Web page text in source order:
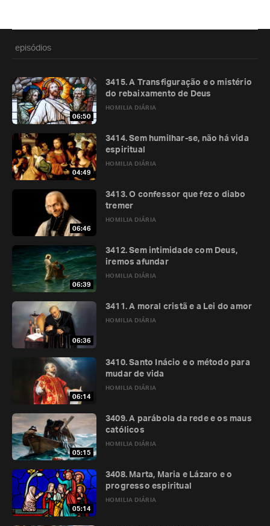
episódios
06:50
HOMILIA DIÁRIA
3415. A Transfiguração e o mistério
do rebaixamento de Deus
04:49
HOMILIA DIÁRIA
3414. Sem humilhar-se, não há vida
espiritual
06:46
HOMILIA DIÁRIA
3413. O confessor que fez o diabo
tremer
06:39
HOMILIA DIÁRIA
3412. Sem intimidade com Deus,
iremos afundar
06:36
HOMILIA DIÁRIA
3411. A moral cristã e a Lei do amor
06:14
HOMILIA DIÁRIA
3410. Santo Inácio e o método para
mudar de vida
05:15
HOMILIA DIÁRIA
3409. A parábola da rede e os maus
católicos
05:14
HOMILIA DIÁRIA
3408. Marta, Maria e Lázaro e o
progresso espiritual